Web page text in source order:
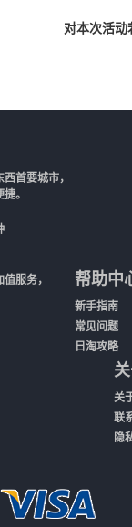
对本次活
首要城市，
。
服务，
帮助中
新手指南
常见问题
日淘攻略
关
联
隐